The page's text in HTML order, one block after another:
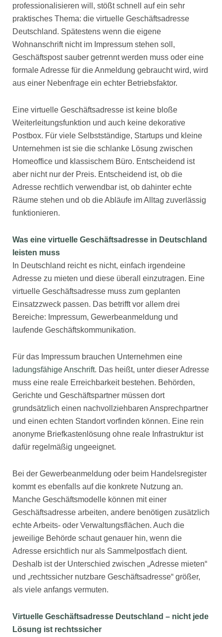
professionalisieren will, stößt schnell auf ein sehr
praktisches Thema: die virtuelle Geschäftsadresse
Deutschland. Spätestens wenn die eigene
Wohnanschrift nicht im Impressum stehen soll,
Geschäftspost sauber getrennt werden muss oder eine
formale Adresse für die Anmeldung gebraucht wird, wird
aus einer Nebenfrage ein echter Betriebsfaktor.
Eine virtuelle Geschäftsadresse ist keine bloße
Weiterleitungsfunktion und auch keine dekorative
Postbox. Für viele Selbstständige, Startups und kleine
Unternehmen ist sie die schlanke Lösung zwischen
Homeoffice und klassischem Büro. Entscheidend ist
aber nicht nur der Preis. Entscheidend ist, ob die
Adresse rechtlich verwendbar ist, ob dahinter echte
Räume stehen und ob die Abläufe im Alltag zuverlässig
funktionieren.
Was eine virtuelle Geschäftsadresse in Deutschland
leisten muss
In Deutschland reicht es nicht, einfach irgendeine
Adresse zu mieten und diese überall einzutragen. Eine
virtuelle Geschäftsadresse muss zum geplanten
Einsatzzweck passen. Das betrifft vor allem drei
Bereiche: Impressum, Gewerbeanmeldung und
laufende Geschäftskommunikation.
Für das Impressum brauchen Unternehmen eine
ladungsfähige Anschrift. Das heißt, unter dieser Adresse
muss eine reale Erreichbarkeit bestehen. Behörden,
Gerichte und Geschäftspartner müssen dort
grundsätzlich einen nachvollziehbaren Ansprechpartner
und einen echten Standort vorfinden können. Eine rein
anonyme Briefkastenlösung ohne reale Infrastruktur ist
dafür regelmäßig ungeeignet.
Bei der Gewerbeanmeldung oder beim Handelsregister
kommt es ebenfalls auf die konkrete Nutzung an.
Manche Geschäftsmodelle können mit einer
Geschäftsadresse arbeiten, andere benötigen zusätzlich
echte Arbeits- oder Verwaltungsflächen. Auch die
jeweilige Behörde schaut genauer hin, wenn die
Adresse ersichtlich nur als Sammelpostfach dient.
Deshalb ist der Unterschied zwischen „Adresse mieten“
und „rechtssicher nutzbare Geschäftsadresse“ größer,
als viele anfangs vermuten.
Virtuelle Geschäftsadresse Deutschland – nicht jede
Lösung ist rechtssicher